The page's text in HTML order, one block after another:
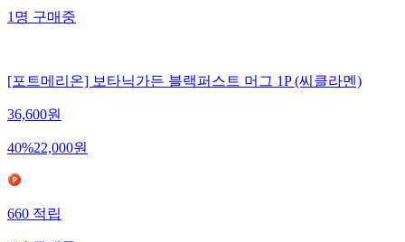
1 명 구매중
[포트메리온] 보타닉가든 블랙퍼스트 머그 1P (씨클라멘)
36,600원
40%22,000원
660 적립